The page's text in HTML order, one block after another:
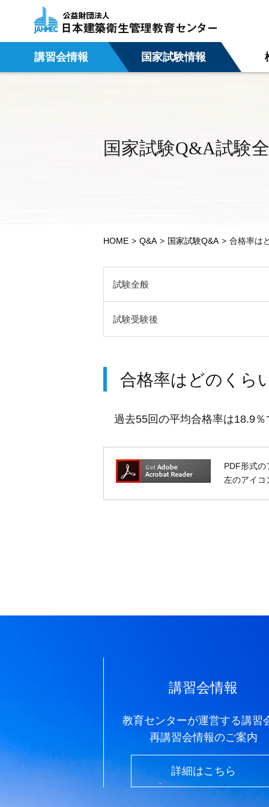
講習会情報 国家試験情報
国家試験Q&A試験
HOME Q&A 国家試験Q&A 合格率は
試験全般
試験受験後
合格率はどのくら
過去55回の平均合格率は18.9％
PDF形式
左のアイ
講習会情報
教育センターが運営する講習
再講習会情報のご案内
詳細はこちら